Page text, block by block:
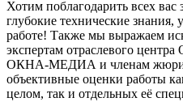
Хотим поблагодарить всех
глубокие технические знания,
работе! Также мы выражаем
экспертам отраслевого
ОКНА-МЕДИА и членам жюри –
объективные оценки работы
целом, так и отдельных её